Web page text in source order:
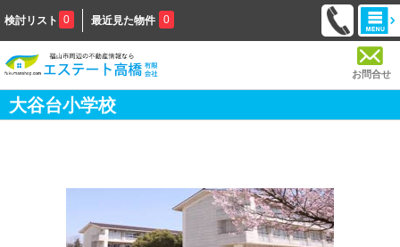
検討リスト 0 最近見た物件 0
お問合せ
大谷台小学校